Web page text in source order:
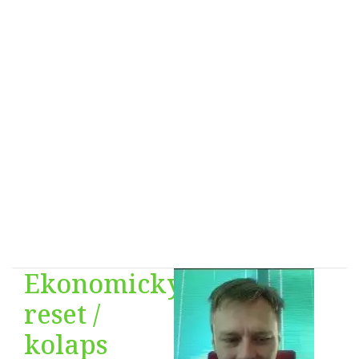
Ekonomický
reset /
kolaps